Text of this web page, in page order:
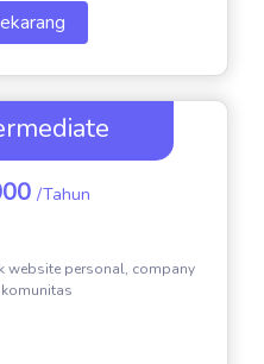
/Tahun
website personal, company